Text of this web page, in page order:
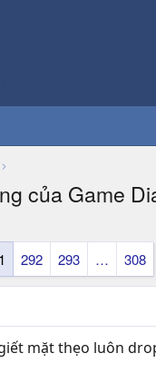
của Game
292 293 … 308
mặt thẹo luôn